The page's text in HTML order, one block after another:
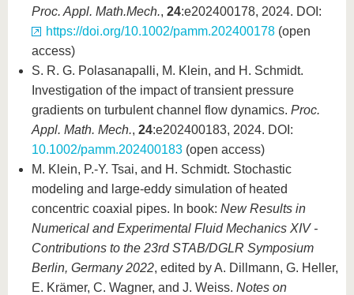
Proc. Appl. Math.Mech., 24:e202400178, 2024. DOI:
https://doi.org/10.1002/pamm.202400178 (open
access)
S. R. G. Polasanapalli, M. Klein, and H. Schmidt.
Investigation of the impact of transient pressure
gradients on turbulent channel flow dynamics. Proc.
Appl. Math. Mech., 24:e202400183, 2024. DOI:
10.1002/pamm.202400183 (open access)
M. Klein, P.-Y. Tsai, and H. Schmidt. Stochastic
modeling and large-eddy simulation of heated
concentric coaxial pipes. In book: New Results in
Numerical and Experimental Fluid Mechanics XIV -
Contributions to the 23rd STAB/DGLR Symposium
Berlin, Germany 2022, edited by A. Dillmann, G. Heller,
E. Krämer, C. Wagner, and J. Weiss. Notes on